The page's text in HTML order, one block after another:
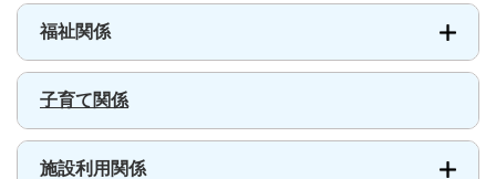
福祉関係
子育て関係
施設利用関係